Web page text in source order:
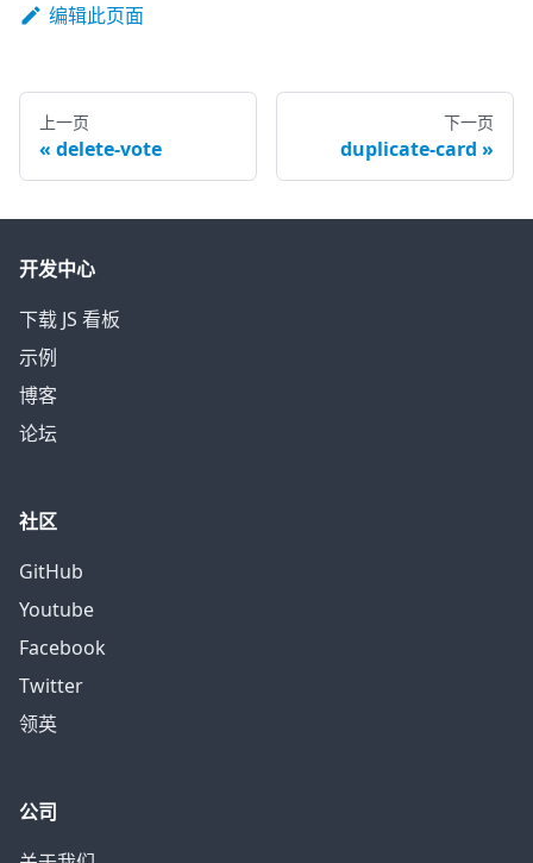
编辑此页面
上一页
delete-vote
下一页
duplicate-card
开发中心
下载 JS 看板
示例
博客
论坛
社区
GitHub
Youtube
Facebook
Twitter
领英
公司